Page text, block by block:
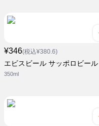
¥346(税込¥380.6)
エビスビール サッポロビール
350ml